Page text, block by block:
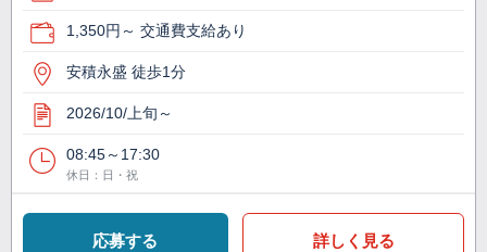
1,350円～ 交通費支給あり
安積永盛 徒歩1分
2026/10/上旬～
08:45～17:30
休日：日・祝
応募する 詳しく見る